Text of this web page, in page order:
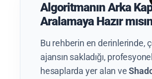
Algoritmanın Arka
Aralamaya Hazır
Bu rehberin en derinlerinde,
ajansın sakladığı, profesyonel
hesaplarda yer alan ve